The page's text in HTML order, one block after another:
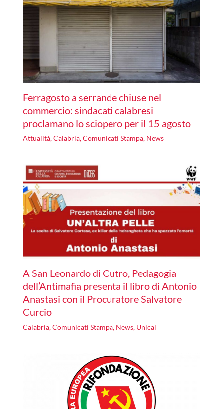
Ferragosto a serrande chiuse nel
commercio: sindacati calabresi
proclamano lo sciopero per il 15 agosto
Attualità,Calabria,Comunicati Stampa, News
A San Leonardo di Cutro, Pedagogia
dell’Antimafia presenta il libro di Antonio
Anastasi con il Procuratore Salvatore
Curcio
Calabria,Comunicati Stampa, News, Unical